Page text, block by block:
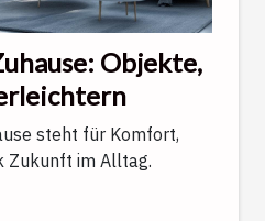
Objekte,
steht für Komfort,
Zukunft im Alltag.